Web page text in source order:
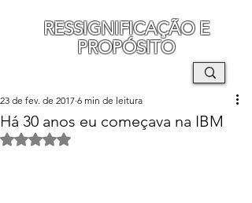
RESSIGNIFICAÇÃO E
PROPÓSITO
Há 30 anos eu começava na IBM
23 de fev. de 2017 6 min de leitura
Avaliado com NaN de 5 estrelas.